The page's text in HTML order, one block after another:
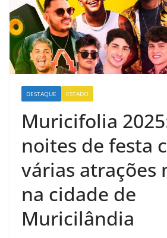
DESTAQUE ESTADO
Muricifolia
noites de festa
várias atrações
na cidade de
Muricilândia